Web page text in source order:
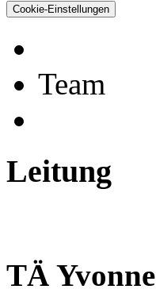
Cookie-Einstellungen
Team
Leitung
TÄ Yvonne